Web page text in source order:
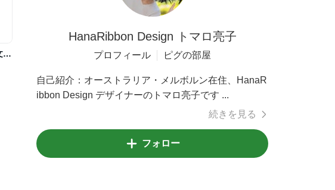
【Canva】線と図形/文字がくっついてしまう問題
HanaRibbon Design トマロ亮子
プロフィール ピグの部屋
自己紹介： オーストラリア・メルボルン在住、HanaR
ibbon Design デザイナーのトマロ亮子です ...
続きを見る
フォロー